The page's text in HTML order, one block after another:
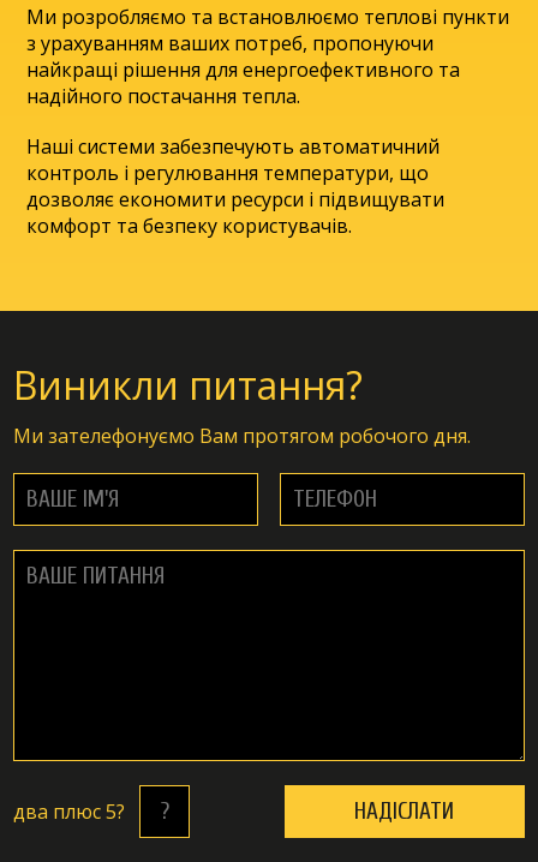
Ми розробляємо та встановлюємо теплові пункти
з урахуванням ваших потреб, пропонуючи
найкращі рішення для енергоефективного та
надійного постачання тепла.
Наші системи забезпечують автоматичний
контроль і регулювання температури, що
дозволяє економити ресурси і підвищувати
комфорт та безпеку користувачів.
Виникли питання?
Ми зателефонуємо Вам протягом робочого дня.
двa плюc 5?